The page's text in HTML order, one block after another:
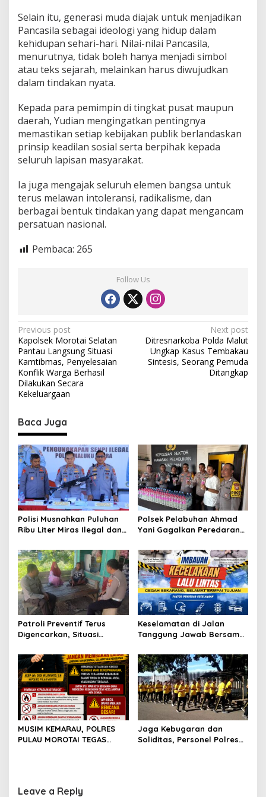
Selain itu, generasi muda diajak untuk menjadikan
Pancasila sebagai ideologi yang hidup dalam
kehidupan sehari-hari. Nilai-nilai Pancasila,
menurutnya, tidak boleh hanya menjadi simbol
atau teks sejarah, melainkan harus diwujudkan
dalam tindakan nyata.
Kepada para pemimpin di tingkat pusat maupun
daerah, Yudian mengingatkan pentingnya
memastikan setiap kebijakan publik berlandaskan
prinsip keadilan sosial serta berpihak kepada
seluruh lapisan masyarakat.
Ia juga mengajak seluruh elemen bangsa untuk
terus melawan intoleransi, radikalisme, dan
berbagai bentuk tindakan yang dapat mengancam
persatuan nasional.
Pembaca: 265
Follow Us
P
o
s
t
n
a
v
i
g
a
t
i
o
n
Previous post
Kapolsek Morotai Selatan
Pantau Langsung Situasi
Kamtibmas, Penyelesaian
Konflik Warga Berhasil
Dilakukan Secara
Kekeluargaan
Next post
Ditresnarkoba Polda Malut
Ungkap Kasus Tembakau
Sintesis, Seorang Pemuda
Ditangkap
Baca Juga
Polisi Musnahkan Puluhan
Ribu Liter Miras Ilegal dan
Peredaran Senjata Api
Lintas Negara
Polsek Pelabuhan Ahmad
Yani Gagalkan Peredaran
Disembunyikan di Dapur
Kapal
Patroli Preventif Terus
Digencarkan, Situasi
Morotai Tetap Aman dan
Kondusif
Keselamatan di Jalan
Tanggung Jawab Bersama,
Edukasi Cegah Kecelakaan
Lalu Lintas
MUSIM KEMARAU, POLRES
PULAU MOROTAI TEGAS
Jaga Kebugaran dan
Soliditas, Personel Polres
Leave a Reply